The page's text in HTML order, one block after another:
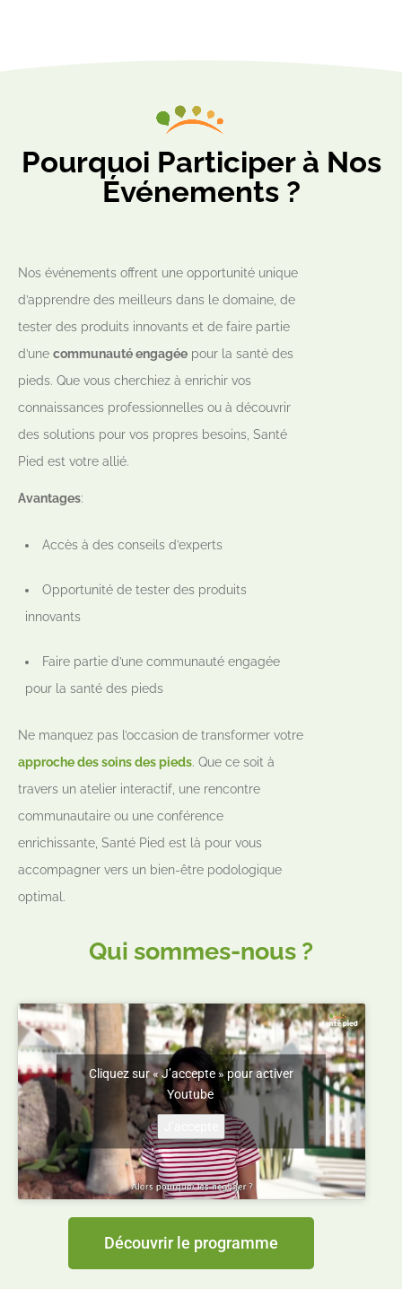
Pourquoi Participer à Nos
Événements ?
Nos événements offrent une opportunité unique
d’apprendre des meilleurs dans le domaine, de
tester des produits innovants et de faire partie
d’une communauté engagée pour la santé des
pieds. Que vous cherchiez à enrichir vos
connaissances professionnelles ou à découvrir
des solutions pour vos propres besoins, Santé
Pied est votre allié.
Avantages:
Accès à des conseils d’experts
Opportunité de tester des produits
innovants
Faire partie d’une communauté engagée
pour la santé des pieds
Ne manquez pas l’occasion de transformer votre
approche des soins des pieds. Que ce soit à
travers un atelier interactif, une rencontre
communautaire ou une conférence
enrichissante, Santé Pied est là pour vous
accompagner vers un bien-être podologique
optimal.
Qui sommes-nous ?
Cliquez sur « J’accepte » pour activer
Youtube
Découvrir le programme